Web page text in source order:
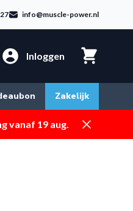
info@muscle-power.nl
Inloggen
Zakelijk
vanaf 19 aug. Dismiss